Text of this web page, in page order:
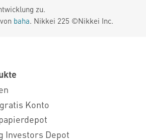
zu.
baha. Nikkei 225 ©Nikkei Inc.
Konto
Investors Depot